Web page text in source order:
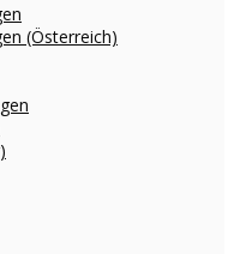
(Österreich)